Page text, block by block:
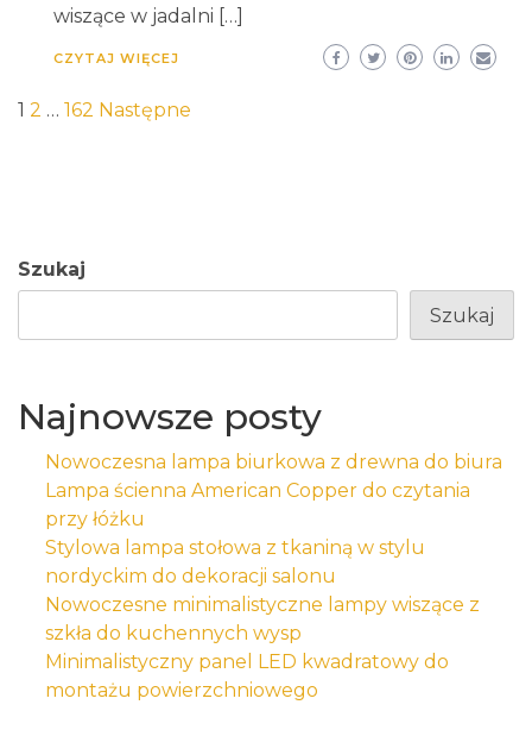
wiszące w jadalni […]
CZYTAJ WIĘCEJ
Stronicowanie
1 2 … 162 Następne
Szukaj
Szukaj
Najnowsze posty
Nowoczesna lampa biurkowa z drewna do biura
Lampa ścienna American Copper do czytania
przy łóżku
Stylowa lampa stołowa z tkaniną w stylu
nordyckim do dekoracji salonu
Nowoczesne minimalistyczne lampy wiszące z
szkła do kuchennych wysp
Minimalistyczny panel LED kwadratowy do
montażu powierzchniowego